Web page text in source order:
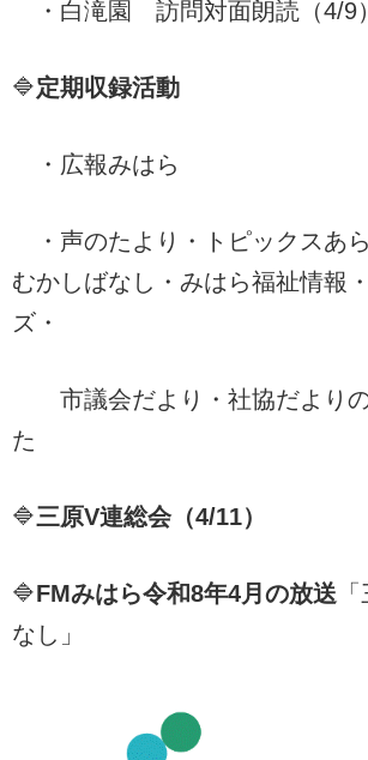
・白滝園 訪問対面朗読（4/9）
🔷定期収録活動
・広報みはら
・声のたより・トピックスあ
むかしばなし・みはら福祉情報
ズ・
市議会だより・社協だよりの
た
🔷三原V連総会（4/11）
🔷FMみはら令和8年4月の放送
なし」